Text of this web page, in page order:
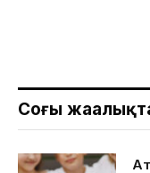
Соңғы